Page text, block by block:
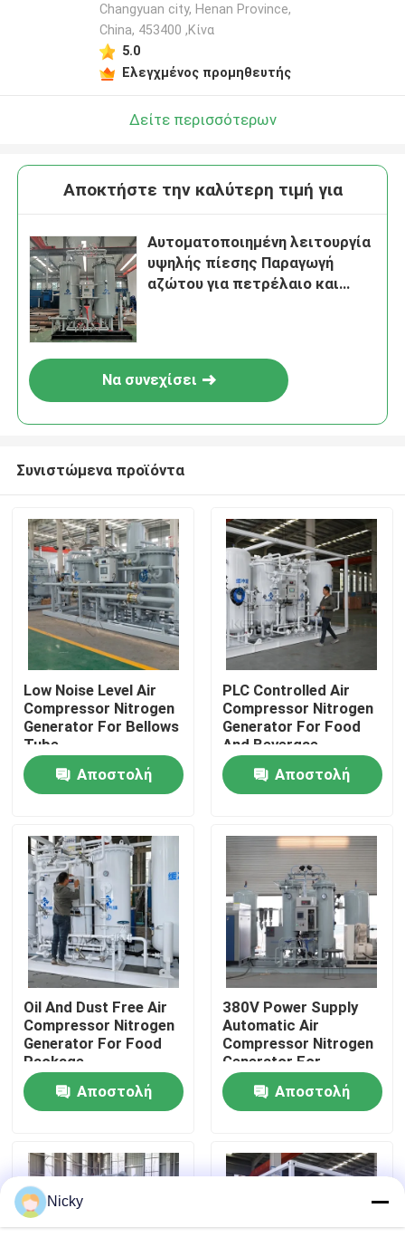
Σπίτι
Προϊόντα
Επισκεψή εργοστασίου
Έλεγχος ποιότητας
Επικοινωνήστε μαζί μας
Ειδήσεις
Ζητήστε μια προσφορά
Παραγωγοί αζώτου PSA
Γεννήτρια αζώτου υψηλής αγνότητας
Changyuan city, Henan Province,
China, 453400 ,Κίνα
5.0
Ελεγχμένος προμηθευτής
Δείτε περισσότερων
Αποκτήστε την καλύτερη τιμή για
Αυτοματοποιημένη λειτουργία
υψηλής πίεσης Παραγωγή
αζώτου για πετρέλαιο και
Να συνεχίσει
Συνιστώμενα προϊόντα
Low Noise Level Air
Compressor Nitrogen
Generator For Bellows
Tube
Αποστολή
PLC Controlled Air
Compressor Nitrogen
Generator For Food
And Bevergae
Αποστολή
Oil And Dust Free Air
Compressor Nitrogen
Generator For Food
Package
Αποστολή
380V Power Supply
Automatic Air
Compressor Nitrogen
Generator For
Beverage Filling
Αποστολή
Nicky